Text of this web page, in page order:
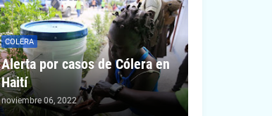
COLERA
Alerta por casos de Cólera en
Haití
noviembre 06, 2022